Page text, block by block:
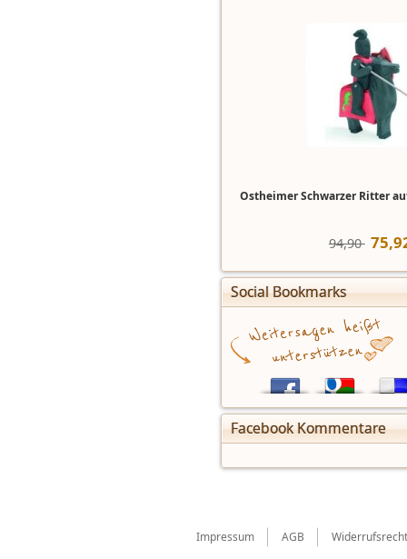
Ostheimer Schwarzer Ritter
94,90  75,
Social Bookmarks
Facebook Kommentare
Impressum AGB Widerrufsrecht